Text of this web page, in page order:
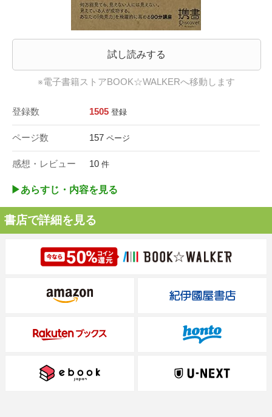
試し読みする
※電子書籍ストアBOOK☆WALKERへ移動します
登録数 1505 登録
ページ数 157 ページ
感想・レビュー 10 件
▶︎あらすじ・内容を見る
書店で詳細を見る